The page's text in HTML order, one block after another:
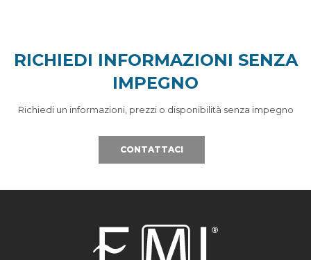
RICHIEDI INFORMAZIONI SENZA
IMPEGNO
Richiedi un informazioni, prezzi o disponibilità senza impegno
CONTATTACI